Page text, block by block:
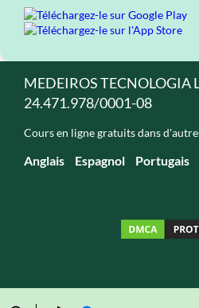
MEDEIROS TECNOLOGIA
24.471.978/0001-08
Cours en ligne gratuits dans
Anglais Espagnol Portugais